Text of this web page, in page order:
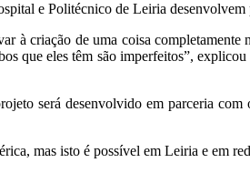
à criação de uma coisa
que eles têm são imperfeitos”,
será desenvolvido em parceria
mas isto é possível em Leiria e em